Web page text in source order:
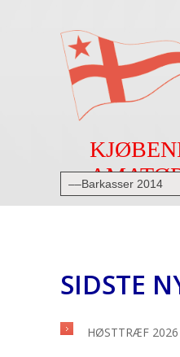
SIDSTE
HØSTTRÆF 2026